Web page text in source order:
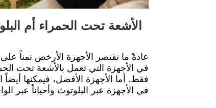
الأشعة تحت الحمراء أم
عادةً ما تقتصر الأجهزة الأرخص ثمناً
في الأجهزة التي تعمل بالأشعة تحت
فقط. أما الأجهزة الأفضل، فيمكنها أيضاً
في الأجهزة عبر البلوتوث وأحياناً عبر